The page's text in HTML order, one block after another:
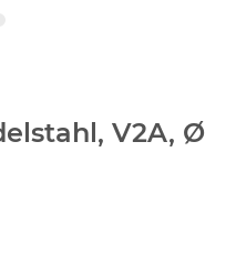
V2A, Ø